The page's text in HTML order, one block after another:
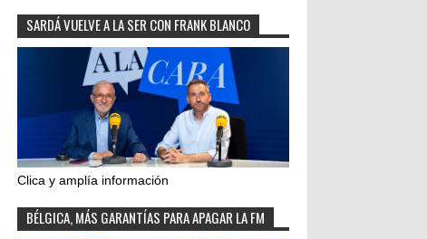
SARDÁ VUELVE A LA SER CON FRANK BLANCO
Clica y amplía información
BÉLGICA, MÁS GARANTÍAS PARA APAGAR LA FM